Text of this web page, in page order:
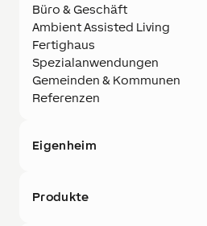
Büro & Geschäft
Ambient Assisted Living
Fertighaus
Spezialanwendungen
Gemeinden & Kommunen
Referenzen
Eigenheim
Produkte